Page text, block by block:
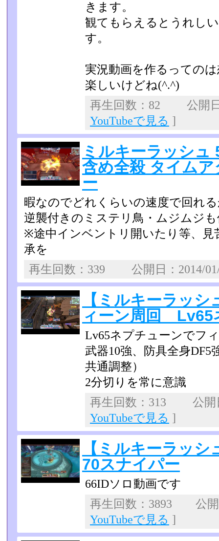
きます。
観てもらえるとうれし
す。
実況動画を作るっての
楽しいけどね(^.^)
再生回数：82 公開
YouTubeで見る ]
ミルキーラッシュ
含め全殺 タイム
ー
暇なのでどれくらいの速度で回れ
逆襲付きのミステリ鳥・ムジムジ
※途中インベントリ開いたり等、
承を
再生回数：339 公開日：
【ミルキーラッ
ィーン周回 Lv65
Lv65ネプチューンでフ
武器10強、防具全身
共通調整）
2分切りを常に意識
再生回数：313 公
YouTubeで見る ]
【ミルキーラッ
70スナイパー
66IDソロ動画です
再生回数：3893 公
YouTubeで見る ]